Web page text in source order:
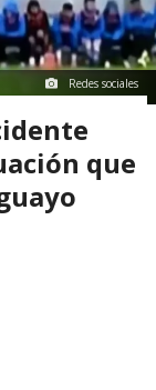
Redes sociales
que